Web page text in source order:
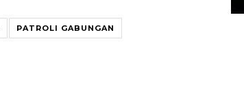
PATROLI GABUNGAN